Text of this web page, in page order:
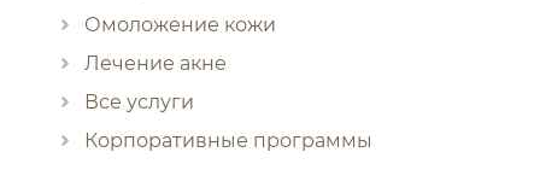
Омоложение кожи
Лечение акне
Все услуги
Корпоративные программы